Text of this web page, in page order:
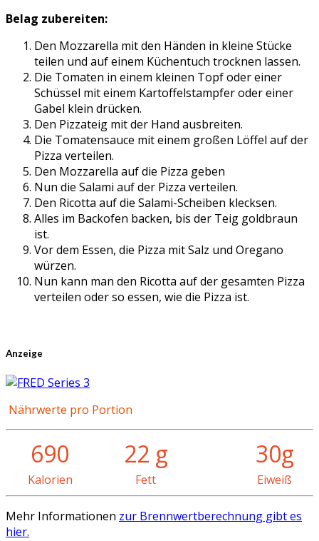
Belag zubereiten:
Den Mozzarella mit den Händen in kleine Stücke
teilen und auf einem Küchentuch trocknen lassen.
Die Tomaten in einem kleinen Topf oder einer
Schüssel mit einem Kartoffelstampfer oder einer
Gabel klein drücken.
Den Pizzateig mit der Hand ausbreiten.
Die Tomatensauce mit einem großen Löffel auf der
Pizza verteilen.
Den Mozzarella auf die Pizza geben
Nun die Salami auf der Pizza verteilen.
Den Ricotta auf die Salami-Scheiben klecksen.
Alles im Backofen backen, bis der Teig goldbraun
ist.
Vor dem Essen, die Pizza mit Salz und Oregano
würzen.
Nun kann man den Ricotta auf der gesamten Pizza
verteilen oder so essen, wie die Pizza ist.
Anzeige
Nährwerte pro Portion
690 22 g 30g
Kalorien Fett Eiweiß
Mehr Informationen zur Brennwertberechnung gibt es
hier.